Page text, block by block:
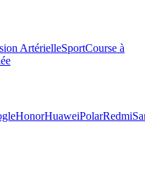
ArtérielleSportCourse à
HonorHuaweiPolarRedmi